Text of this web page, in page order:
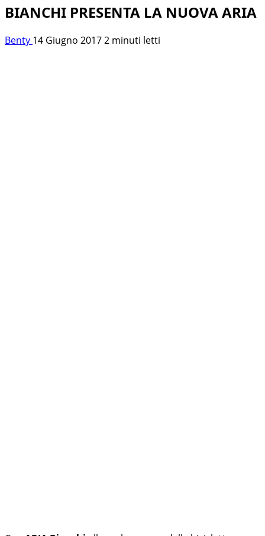
BIANCHI PRESENTA LA NUOVA ARIA
Benty 14 Giugno 20172 minuti letti